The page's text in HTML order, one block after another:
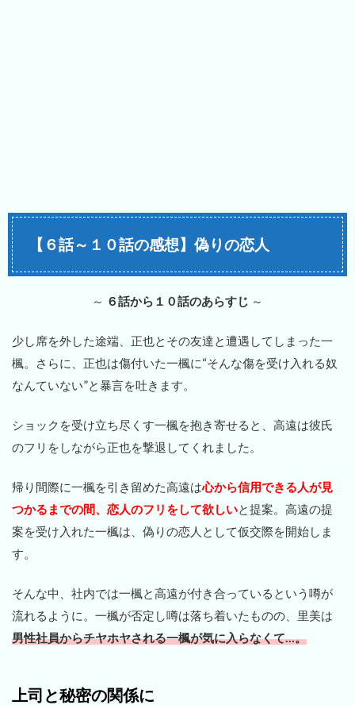
【６話～１０話の感想】偽りの恋人
～ ６話から１０話のあらすじ ～
少し席を外した途端、正也とその友達と遭遇してしまった一
楓。さらに、正也は傷付いた一楓に“そんな傷を受け入れる奴
なんていない”と暴言を吐きます。
ショックを受け立ち尽くす一楓を抱き寄せると、高遠は彼氏
のフリをしながら正也を撃退してくれました。
帰り間際に一楓を引き留めた高遠は心から信用できる人が見
つかるまでの間、恋人のフリをして欲しいと提案。高遠の提
案を受け入れた一楓は、偽りの恋人として仮交際を開始しま
す。
そんな中、社内では一楓と高遠が付き合っているという噂が
流れるように。一楓が否定し噂は落ち着いたものの、里美は
男性社員からチヤホヤされる一楓が気に入らなくて…。
上司と秘密の関係に